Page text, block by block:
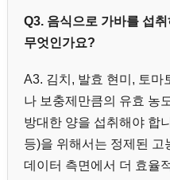
Q3. 음식으로 가바를 섭
무엇인가요?
A3. 김치, 발효 현미, 토마
나 보충제만큼의 유효 농
방대한 양을 섭취해야 합
등)을 위해서는 정제된 고
데이터 측면에서 더 효율